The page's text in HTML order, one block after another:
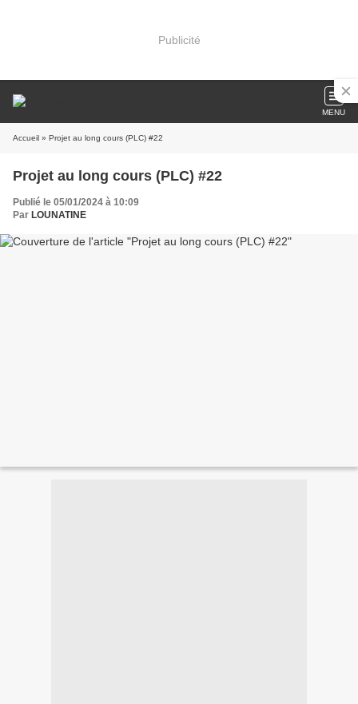
Publicité
MENU
Accueil » Projet au long cours (PLC) #22
Projet au long cours (PLC) #22
Publié le 05/01/2024 à 10:09
Par LOUNATINE